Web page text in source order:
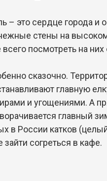
– это сердце города и
стены на
посмотреть на
сказочно.
главную
и угощениями. А
главный
в России катков
зайти согреться в кафе.